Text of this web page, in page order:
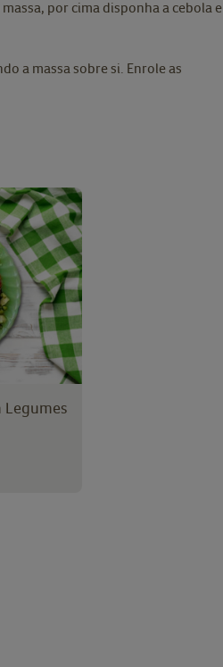
por cima disponha a cebola e
a massa sobre si. Enrole as
Legumes